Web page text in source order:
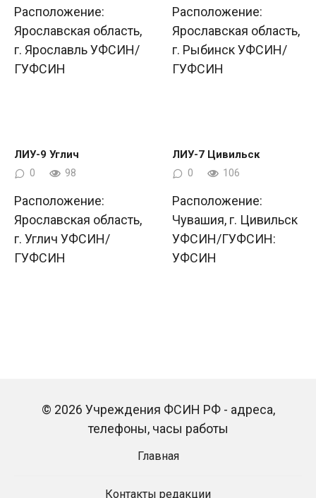
Расположение:
Ярославская область,
г. Ярославль УФСИН/
ГУФСИН
Расположение:
Ярославская область,
г. Рыбинск УФСИН/
ГУФСИН
ЛИУ-9 Углич
0 98
Расположение:
Ярославская область,
г. Углич УФСИН/
ГУФСИН
ЛИУ-7 Цивильск
0 106
Расположение:
Чувашия, г. Цивильск
УФСИН/ГУФСИН:
УФСИН
© 2026 Учреждения ФСИН РФ - адреса,
телефоны, часы работы
Главная
Контакты редакции